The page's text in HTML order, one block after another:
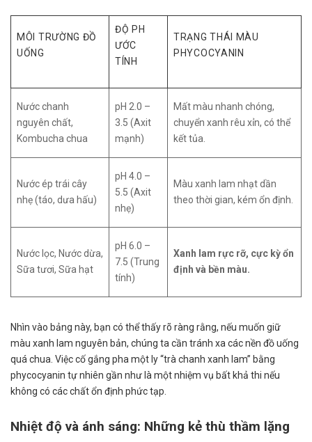
MÔI TRƯỜNG ĐỒ
UỐNG
ĐỘ PH
ƯỚC
TÍNH
TRẠNG THÁI MÀU
PHYCOCYANIN
Nước chanh
nguyên chất,
Kombucha chua
pH 2.0 –
3.5 (Axit
mạnh)
Mất màu nhanh chóng,
chuyển xanh rêu xỉn, có thể
kết tủa.
Nước ép trái cây
nhẹ (táo, dưa hấu)
pH 4.0 –
5.5 (Axit
nhẹ)
Màu xanh lam nhạt dần
theo thời gian, kém ổn định.
Nước lọc, Nước dừa,
Sữa tươi, Sữa hạt
pH 6.0 –
7.5 (Trung
tính)
Xanh lam rực rỡ, cực kỳ ổn
định và bền màu.
Nhìn vào bảng này, bạn có thể thấy rõ ràng rằng, nếu muốn giữ
màu xanh lam nguyên bản, chúng ta cần tránh xa các nền đồ uống
quá chua. Việc cố gắng pha một ly “trà chanh xanh lam” bằng
phycocyanin tự nhiên gần như là một nhiệm vụ bất khả thi nếu
không có các chất ổn định phức tạp.
Nhiệt độ và ánh sáng: Những kẻ thù thầm lặng